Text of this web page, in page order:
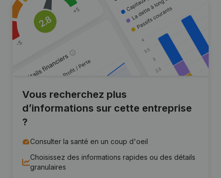
Vous recherchez plus
d’informations sur cette entreprise
?
Consulter la santé en un coup d'oeil
Choisissez des informations rapides ou des détails
granulaires